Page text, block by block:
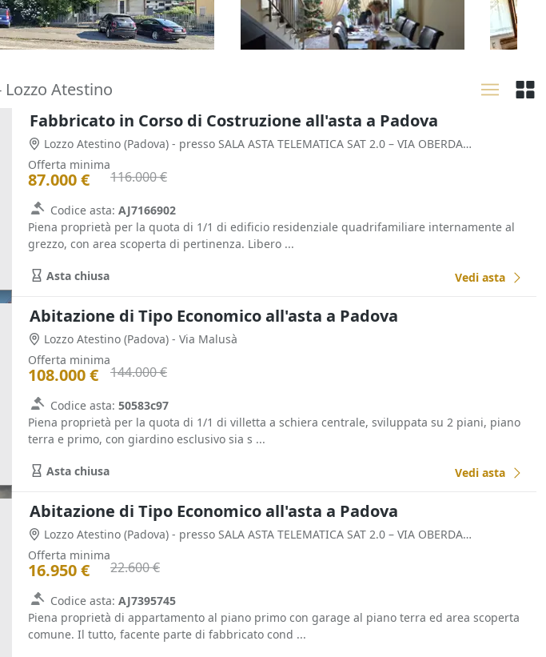
Barbarano Mossano (Vicenza)
22/10/2026
Arzignano (Vicenza)
17/09/2026
Zevio
29/
Atestino
Fabbricato in Corso di Costruzione all'asta a Padova
Lozzo Atestino (Padova)
- presso SALA ASTA TELEMATICA SAT 2.0 – VIA OBERDAN N. 27 – ROVIGO 45100 Rovigo (RO) Italia
Offerta minima
87.000 € 116.000 €
Codice asta: AJ7166902
Piena proprietà per la quota di 1/1 di edificio residenziale quadrifamiliare internamente al
grezzo, con area scoperta di pertinenza. Libero ...
Asta chiusa Vedi asta
Abitazione di Tipo Economico all'asta a Padova
Lozzo Atestino (Padova) - Via Malusà
Offerta minima
108.000 € 144.000 €
Codice asta: 50583c97
Piena proprietà per la quota di 1/1 di villetta a schiera centrale, sviluppata su 2 piani, piano
terra e primo, con giardino esclusivo sia s ...
Asta chiusa Vedi asta
Abitazione di Tipo Economico all'asta a Padova
Lozzo Atestino (Padova)
- presso SALA ASTA TELEMATICA SAT 2.0 – VIA OBERDAN N. 27 45100 Rovigo (RO) Italia
Offerta minima
16.950 € 22.600 €
Codice asta: AJ7395745
Piena proprietà di appartamento al piano primo con garage al piano terra ed area scoperta
comune. Il tutto, facente parte di fabbricato cond ...